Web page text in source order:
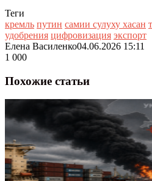
Теги
кремль путин самии сулуху хасан
удобрения цифровизация экспорт
Елена Василенко04.06.2026 15:11
1 000
Похожие статьи